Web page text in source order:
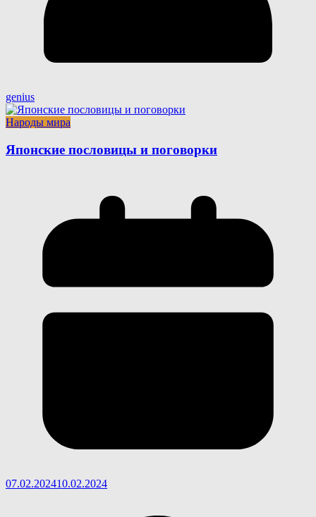
genius
Народы мира
Японские пословицы и поговорки
07.02.202410.02.2024